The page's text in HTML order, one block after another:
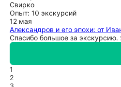
Свирко
Опыт: 10 экскурсий
12 мая
Александров и его эпохи: от
Спасибо большое за экскурсию.
1
2